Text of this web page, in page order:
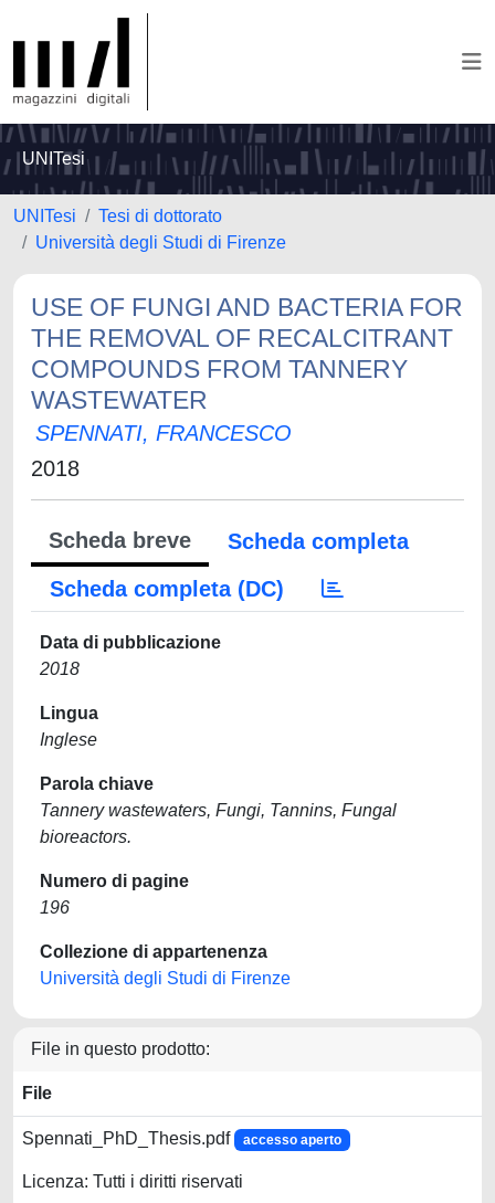
UNITesi
UNITesi
Tesi di dottorato
Università degli Studi di Firenze
USE OF FUNGI AND BACTERIA FOR
THE REMOVAL OF RECALCITRANT
COMPOUNDS FROM TANNERY
WASTEWATER
SPENNATI, FRANCESCO
2018
Scheda breve
Scheda completa
Scheda completa (DC)
Data di pubblicazione
2018
Lingua
Inglese
Parola chiave
Tannery wastewaters, Fungi, Tannins, Fungal
bioreactors.
Numero di pagine
196
Collezione di appartenenza
Università degli Studi di Firenze
File in questo prodotto:
File
Spennati_PhD_Thesis.pdf accesso aperto
Licenza: Tutti i diritti riservati